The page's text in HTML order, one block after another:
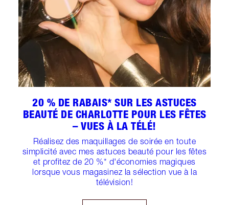
20 % DE RABAIS* SUR LES ASTUCES
BEAUTÉ DE CHARLOTTE POUR LES FÊTES
– VUES À LA TÉLÉ!
Réalisez des maquillages de soirée en toute
simplicité avec mes astuces beauté pour les fêtes
et profitez de 20 %* d'économies magiques
lorsque vous magasinez la sélection vue à la
télévision!